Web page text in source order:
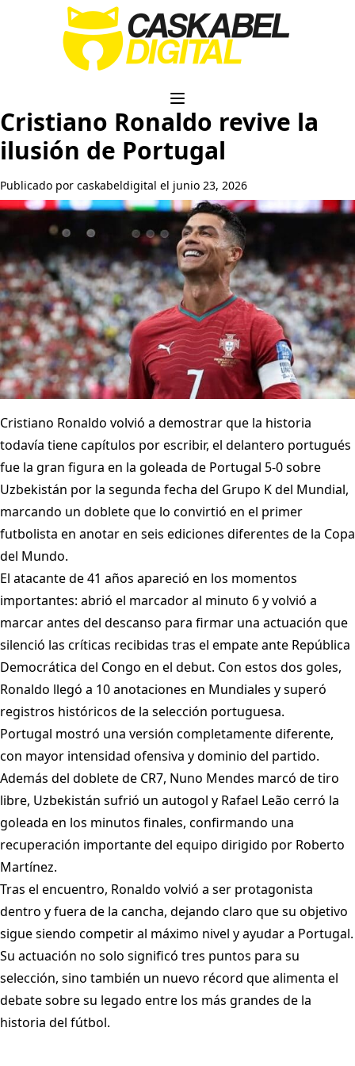
Cristiano Ronaldo revive la
ilusión de Portugal
Publicado por caskabeldigital el junio 23, 2026
Cristiano Ronaldo volvió a demostrar que la historia
todavía tiene capítulos por escribir, el delantero portugués
fue la gran figura en la goleada de Portugal 5-0 sobre
Uzbekistán por la segunda fecha del Grupo K del Mundial,
marcando un doblete que lo convirtió en el primer
futbolista en anotar en seis ediciones diferentes de la Copa
del Mundo.
El atacante de 41 años apareció en los momentos
importantes: abrió el marcador al minuto 6 y volvió a
marcar antes del descanso para firmar una actuación que
silenció las críticas recibidas tras el empate ante República
Democrática del Congo en el debut. Con estos dos goles,
Ronaldo llegó a 10 anotaciones en Mundiales y superó
registros históricos de la selección portuguesa.
Portugal mostró una versión completamente diferente,
con mayor intensidad ofensiva y dominio del partido.
Además del doblete de CR7, Nuno Mendes marcó de tiro
libre, Uzbekistán sufrió un autogol y Rafael Leão cerró la
goleada en los minutos finales, confirmando una
recuperación importante del equipo dirigido por Roberto
Martínez.
Tras el encuentro, Ronaldo volvió a ser protagonista
dentro y fuera de la cancha, dejando claro que su objetivo
sigue siendo competir al máximo nivel y ayudar a Portugal.
Su actuación no solo significó tres puntos para su
selección, sino también un nuevo récord que alimenta el
debate sobre su legado entre los más grandes de la
historia del fútbol.